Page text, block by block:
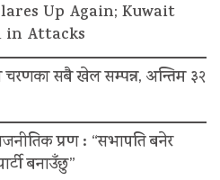
Up Again; Kuwait
in Attacks
सबै खेल सम्पन्न, अन्तिम ३२
प्रण : “सभापति बनेर
बनाउँछु”